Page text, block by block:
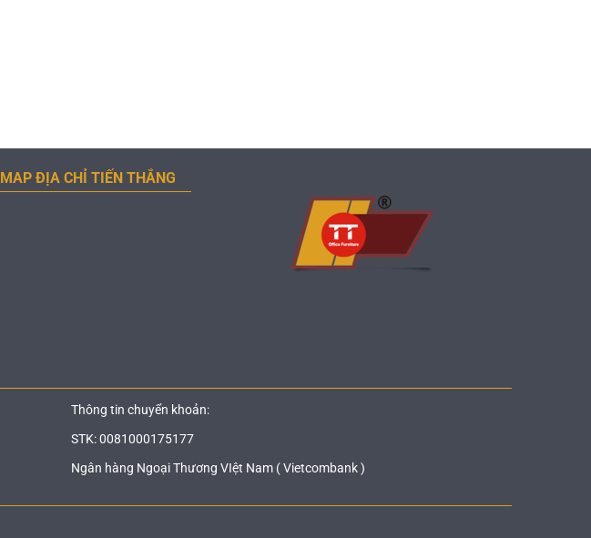
MAP ĐỊA CHỈ TIẾN THẮNG
Thông tin chuyển khoản:
STK: 0081000175177
Ngân hàng Ngoại Thương VIệt Nam ( Vietcombank )